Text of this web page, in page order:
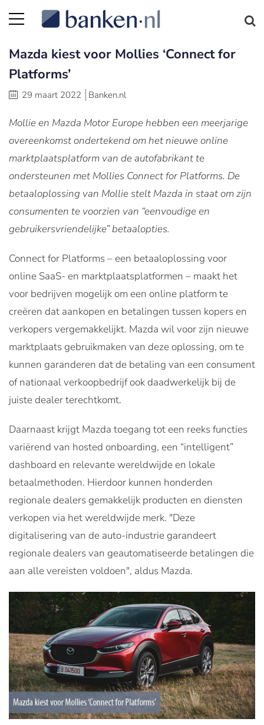
Mazda kiest voor Mollies ‘Connect for
Platforms’
29 maart 2022 Banken.nl
Mollie en Mazda Motor Europe hebben een meerjarige
overeenkomst ondertekend om het nieuwe online
marktplaatsplatform van de autofabrikant te
ondersteunen met Mollies Connect for Platforms. De
betaaloplossing van Mollie stelt Mazda in staat om zijn
consumenten te voorzien van “eenvoudige en
gebruikersvriendelijke” betaalopties.
Connect for Platforms – een betaaloplossing voor
online SaaS- en marktplaatsplatformen – maakt het
voor bedrijven mogelijk om een online platform te
creëren dat aankopen en betalingen tussen kopers en
verkopers vergemakkelijkt. Mazda wil voor zijn nieuwe
marktplaats gebruikmaken van deze oplossing, om te
kunnen garanderen dat de betaling van een consument
of nationaal verkoopbedrijf ook daadwerkelijk bij de
juiste dealer terechtkomt.
Daarnaast krijgt Mazda toegang tot een reeks functies
variërend van hosted onboarding, een “intelligent”
dashboard en relevante wereldwijde en lokale
betaalmethoden. Hierdoor kunnen honderden
regionale dealers gemakkelijk producten en diensten
verkopen via het wereldwijde merk. "Deze
digitalisering van de auto-industrie garandeert
regionale dealers van geautomatiseerde betalingen die
aan alle vereisten voldoen", aldus Mazda.